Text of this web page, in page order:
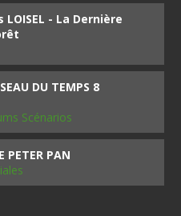
LOISEL - La Dernière
DU TEMPS 8
Scénarios
PETER PAN